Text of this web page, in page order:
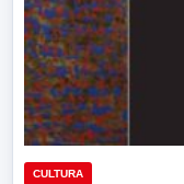
CULTURA